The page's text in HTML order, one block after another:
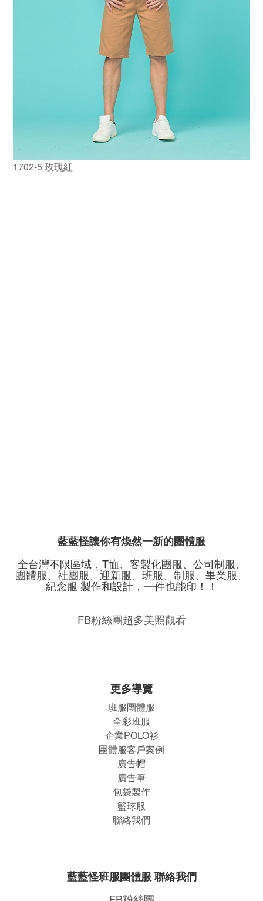
1702-5 玫瑰紅
藍藍怪讓你有煥然一新的團體服
全台灣不限區域，T恤、客製化團服、公司制服、
團體服、社團服、迎新服、班服、制服、畢業服、
紀念服 製作和設計，一件也能印！！
FB粉絲團超多美照觀看
更多導覽
班服團體服
全彩班服
企業POLO衫
團體服客戶案例
廣告帽
廣告筆
包袋製作
籃球服
聯絡我們
藍藍怪班服團體服 聯絡我們